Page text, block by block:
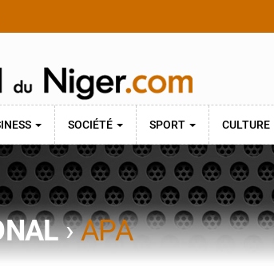
SOCIÉTÉ SPORT CULTURE
›APA